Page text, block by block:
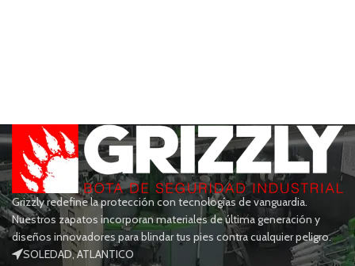
Grizzly redefine la protección con tecnologías de vanguardia.
Nuestros zapatos incorporan materiales de última generación y
diseños innovadores para blindar tus pies contra cualquier peligro.
SOLEDAD, ATLANTICO